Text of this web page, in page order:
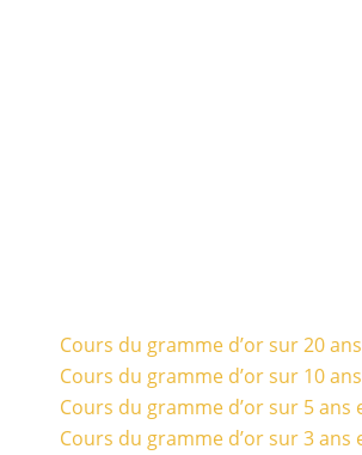
Cours du gramme d’or sur 20
Cours du gramme d’or sur 10
Cours du gramme d’or sur 5 ans
Cours du gramme d’or sur 3 ans